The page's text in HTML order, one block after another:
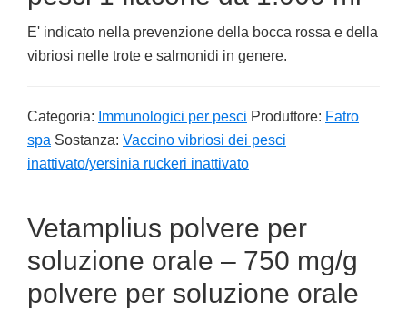
E' indicato nella prevenzione della bocca rossa e della
vibriosi nelle trote e salmonidi in genere.
Categoria: Immunologici per pesci Produttore: Fatro
spa Sostanza: Vaccino vibriosi dei pesci
inattivato/yersinia ruckeri inattivato
Vetamplius polvere per
soluzione orale – 750 mg/g
polvere per soluzione orale